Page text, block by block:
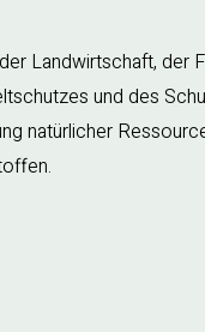
Landwirtschaft, der
und des
natürlicher